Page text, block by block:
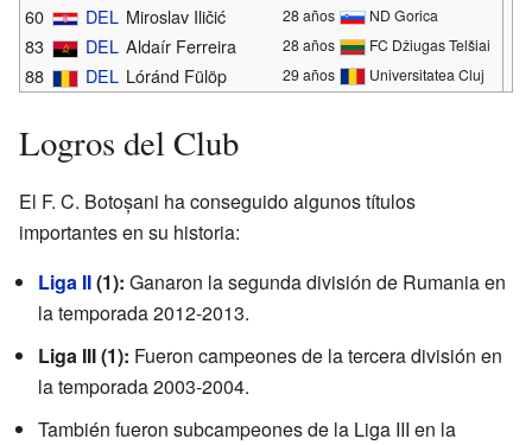
60 DEL Miroslav Iličić 28 años ND Gorica
83 DEL Aldaír Ferreira 28 años FC Džiugas Telšiai
88 DEL Lóránd Fülöp 29 años Universitatea Cluj
Logros del Club
El F. C. Botoșani ha conseguido algunos títulos
importantes en su historia:
Liga II(1): Ganaron la segunda división de Rumania en
la temporada 2012-2013.
Liga III (1): Fueron campeones de la tercera división en
la temporada 2003-2004.
También fueron subcampeones de la Liga III en la